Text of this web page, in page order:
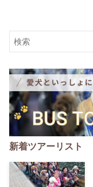
新着ツアーリスト